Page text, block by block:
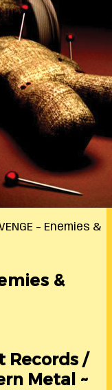
– Enemies &
&
Records /
Metal ~